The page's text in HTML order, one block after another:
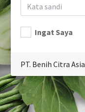
Ingat Saya
PT. Benih Citra Asia